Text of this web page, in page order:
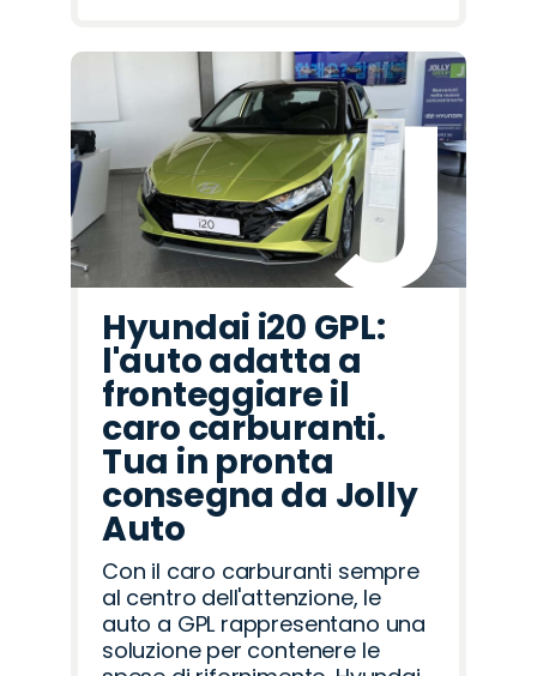
Hyundai i20 GPL:
l'auto adatta a
fronteggiare il
caro carburanti.
Tua in pronta
consegna da Jolly
Auto
Con il caro carburanti sempre
al centro dell'attenzione, le
auto a GPL rappresentano una
soluzione per contenere le